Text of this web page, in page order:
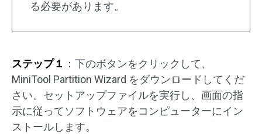
る必要があります。
ステップ１ ：下のボタンをクリックして、
MiniTool Partition Wizard をダウンロードしてくだ
さい。セットアップファイルを実行し、画面の指
示に従ってソフトウェアをコンピューターにイン
ストールします。